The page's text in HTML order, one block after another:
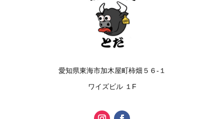
愛知県東海市加木屋町柿畑５６-１
ワイズビル １F